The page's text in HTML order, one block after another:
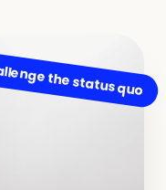
the status quo